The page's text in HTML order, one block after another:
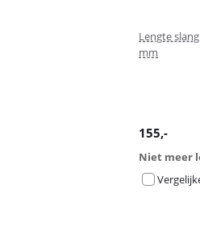
Lengte
mm
155,-
Niet meer